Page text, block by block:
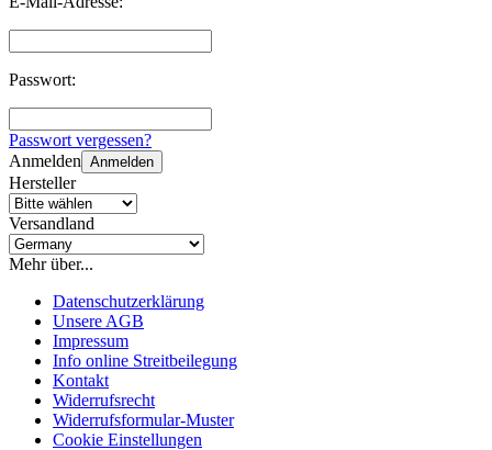
Passwort:
Passwort vergessen?
Anmelden Anmelden
Hersteller
Versandland
Mehr über...
Datenschutzerklärung
Unsere AGB
Impressum
Info online Streitbeilegung
Kontakt
Widerrufsrecht
Widerrufsformular-Muster
Cookie Einstellungen